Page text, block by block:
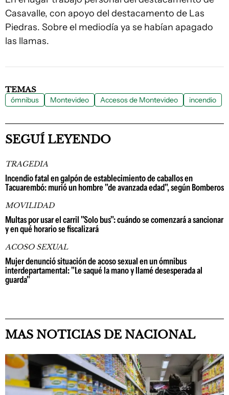
Casavalle, con apoyo del destacamento de Las
Piedras. Sobre el mediodía ya se habían apagado
las llamas.
TEMAS
ómnibus Montevideo Accesos de Montevideo incendio
SEGUÍ LEYENDO
TRAGEDIA
Incendio fatal en galpón de establecimiento de caballos en
Tacuarembó: murió un hombre "de avanzada edad", según Bomberos
MOVILIDAD
Multas por usar el carril "Solo bus": cuándo se comenzará a sancionar
y en qué horario se fiscalizará
ACOSO SEXUAL
Mujer denunció situación de acoso sexual en un ómnibus
interdepartamental: "Le saqué la mano y llamé desesperada al
guarda"
MAS NOTICIAS DE NACIONAL